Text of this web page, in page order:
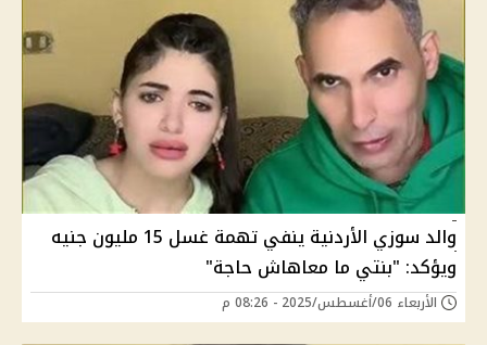
والد سوزي الأردنية ينفي تهمة غسل 15 مليون جنيه
ويؤكد: "بنتي ما معاهاش حاجة"
الأربعاء 06/أغسطس/2025 - 08:26 م